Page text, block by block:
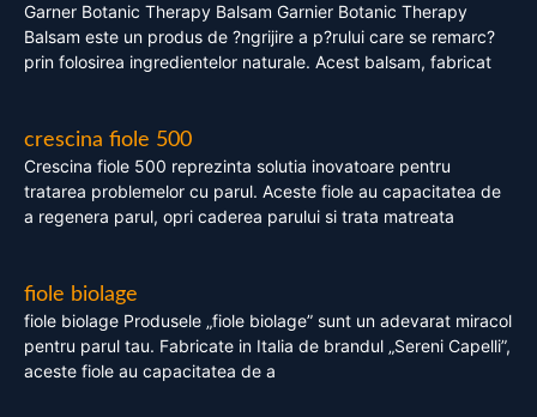
Garner Botanic Therapy Balsam Garnier Botanic Therapy
Balsam este un produs de ?ngrijire a p?rului care se remarc?
prin folosirea ingredientelor naturale. Acest balsam, fabricat
crescina fiole 500
Crescina fiole 500 reprezinta solutia inovatoare pentru
tratarea problemelor cu parul. Aceste fiole au capacitatea de
a regenera parul, opri caderea parului si trata matreata
fiole biolage
fiole biolage Produsele „fiole biolage” sunt un adevarat miracol
pentru parul tau. Fabricate in Italia de brandul „Sereni Capelli”,
aceste fiole au capacitatea de a